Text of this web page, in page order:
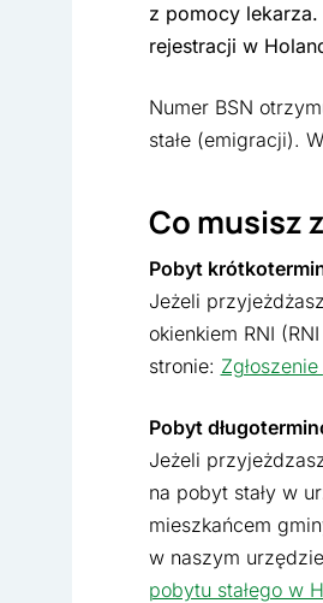
z pomocy
rejestracji w
Numer BSN
stałe (emigracji).
Co musisz
Pobyt
Jeżeli
okienkiem RNI
stronie:
Pobyt
Jeżeli
na pobyt stały w
mieszkańcem
w naszym
pobytu stałego w